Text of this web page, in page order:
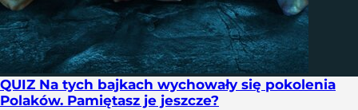
QUIZ Na tych bajkach wychowały się pokolenia
Polaków. Pamiętasz je jeszcze?